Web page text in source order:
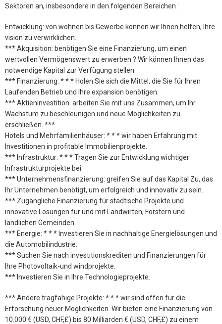
Sektoren an, insbesondere in den folgenden Bereichen :
Entwicklung: von wohnen bis Gewerbe können wir Ihnen helfen, Ihre
vision zu verwirklichen.
*** Akquisition: benötigen Sie eine Finanzierung, um einen
wertvollen Vermögenswert zu erwerben ? Wir können Ihnen das
notwendige Kapital zur Verfügung stellen.
*** Finanzierung: * * * Holen Sie sich die Mittel, die Sie für Ihren
Laufenden Betrieb und Ihre expansion benötigen.
*** Aktieninvestition: arbeiten Sie mit uns Zusammen, um Ihr
Wachstum zu beschleunigen und neue Möglichkeiten zu
erschließen. ***
Hotels und Mehrfamilienhäuser: * * * wir haben Erfahrung mit
Investitionen in profitable Immobilienprojekte.
*** Infrastruktur: * * * Tragen Sie zur Entwicklung wichtiger
Infrastrukturprojekte bei.
*** Unternehmensfinanzierung: greifen Sie auf das Kapital Zu, das
Ihr Unternehmen benötigt, um erfolgreich und innovativ zu sein.
*** Zugängliche Finanzierung für städtische Projekte und
innovative Lösungen für und mit Landwirten, Förstern und
ländlichen Gemeinden.
*** Energie: * * * Investieren Sie in nachhaltige Energielösungen und
die Automobilindustrie.
*** Suchen Sie nach investitionskrediten und Finanzierungen für
Ihre Photovoltaik-und windprojekte.
*** Investieren Sie in Ihre Technologieprojekte.
*** Andere tragfähige Projekte: * * * wir sind offen für die
Erforschung neuer Möglichkeiten. Wir bieten eine Finanzierung von
10.000 € (USD, CHF,£) bis 80 Milliarden € (USD, CHF,£) zu einem